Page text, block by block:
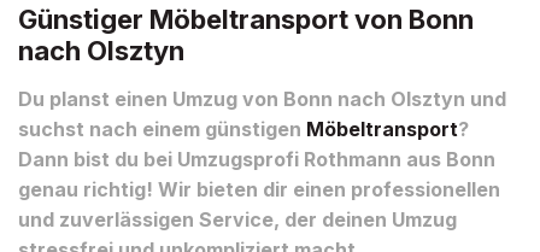
Günstiger Möbeltransport von Bonn
nach Olsztyn
Du planst einen Umzug von Bonn nach Olsztyn und
suchst nach einem günstigen Möbeltransport?
Dann bist du bei Umzugsprofi Rothmann aus Bonn
genau richtig! Wir bieten dir einen professionellen
und zuverlässigen Service, der deinen Umzug